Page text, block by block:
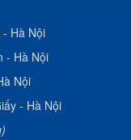
Hà Nội
- Hà Nội
Nội
- Hà Nội